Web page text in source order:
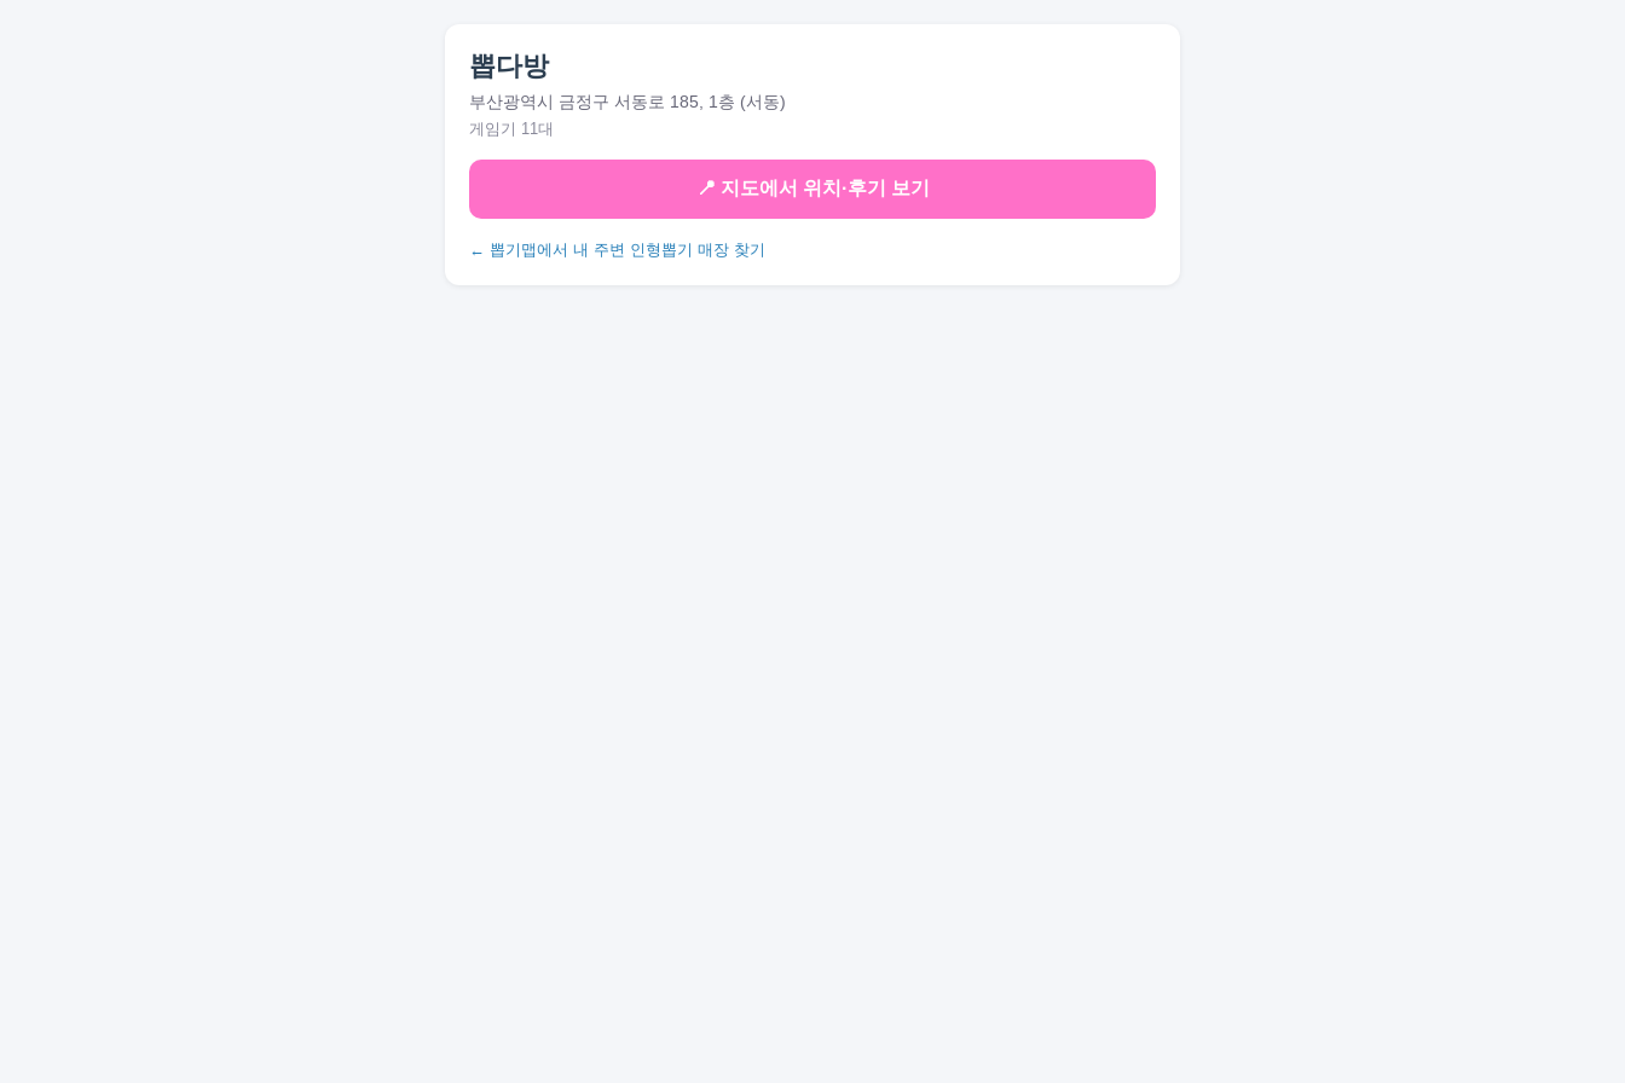
뽑다방
부산광역시 금정구 서동로 185, 1층 (서동)
게임기 11대
📍 지도에서 위치·후기 보기
← 뽑기맵에서 내 주변 인형뽑기 매장 찾기